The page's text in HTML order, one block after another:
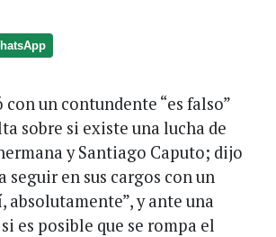
un contundente “es falso”
sobre si existe una lucha de
y Santiago Caputo; dijo
seguir en sus cargos con un
absolutamente”, y ante una
es posible que se rompa el